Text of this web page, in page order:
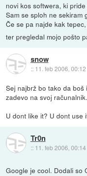
novi kos softwera, ki
Sam se sploh ne sekiram
Če se pa najde kak
ter pregledal mojo pošto
snow
:: 11. feb 2006, 00:12
Sej najbrž bo tako da boš
zadevo na svoj računalnik.
U dont like it? U dont use
Tr0n
:: 11. feb 2006, 00:14
Google je cool. Dodali so